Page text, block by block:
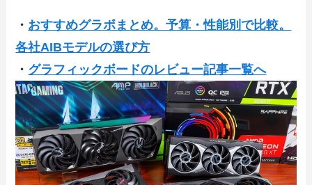
・ おすすめグラボまとめ。予算・性能別で比較。
各社AIBモデルの選び方
・ グラフィックボードのレビュー記事一覧へ